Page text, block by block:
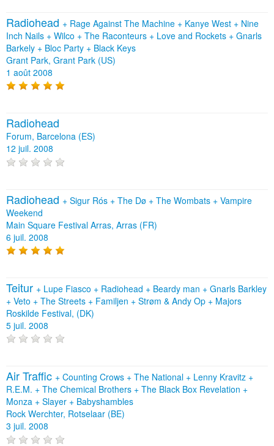
Radiohead + Rage Against The Machine + Kanye West + Nine
Inch Nails + Wilco + The Raconteurs + Love and Rockets + Gnarls
Barkely + Bloc Party + Black Keys
Grant Park, Grant Park (US)
1 août 2008
Radiohead
Forum, Barcelona (ES)
12 juil. 2008
Radiohead + Sigur Rós + The Dø + The Wombats + Vampire
Weekend
Main Square Festival Arras, Arras (FR)
6 juil. 2008
Teitur + Lupe Fiasco + Radiohead + Beardy man + Gnarls Barkley
+ Veto + The Streets + Familjen + Strøm & Andy Op + Majors
Roskilde Festival, (DK)
5 juil. 2008
Air Traffic + Counting Crows + The National + Lenny Kravitz +
R.E.M. + The Chemical Brothers + The Black Box Revelation +
Monza + Slayer + Babyshambles
Rock Werchter, Rotselaar (BE)
3 juil. 2008